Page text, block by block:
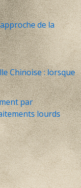
de la
Chinoise : lorsque
par
lourds